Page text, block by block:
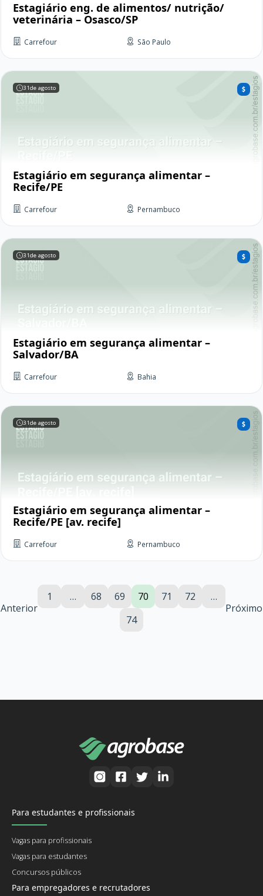
Estagiário eng. de alimentos/ nutrição/
veterinária – Osasco/SP
Carrefour São Paulo
31de agosto
Estagiário em segurança alimentar –
Recife/PE
Carrefour Pernambuco
31de agosto
Estagiário em segurança alimentar –
Salvador/BA
Carrefour Bahia
31de agosto
Estagiário em segurança alimentar –
Recife/PE [av. recife]
Carrefour Pernambuco
Anterior
1 … 68 69 70 71 72
…
74
Próximo
Para estudantes e profissionais
Vagas para profissionais
Vagas para estudantes
Concursos públicos
Para empregadores e recrutadores